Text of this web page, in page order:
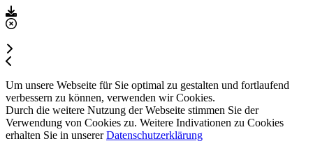
Um unsere Webseite für Sie optimal zu gestalten und fortlaufend
verbessern zu können, verwenden wir Cookies.
Durch die weitere Nutzung der Webseite stimmen Sie der
Verwendung von Cookies zu. Weitere Indivationen zu Cookies
erhalten Sie in unsererDatenschutzerklärung